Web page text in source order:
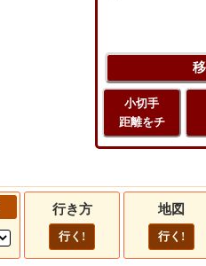
小切手
距離をチ
行き方
行く!
地図
行く!